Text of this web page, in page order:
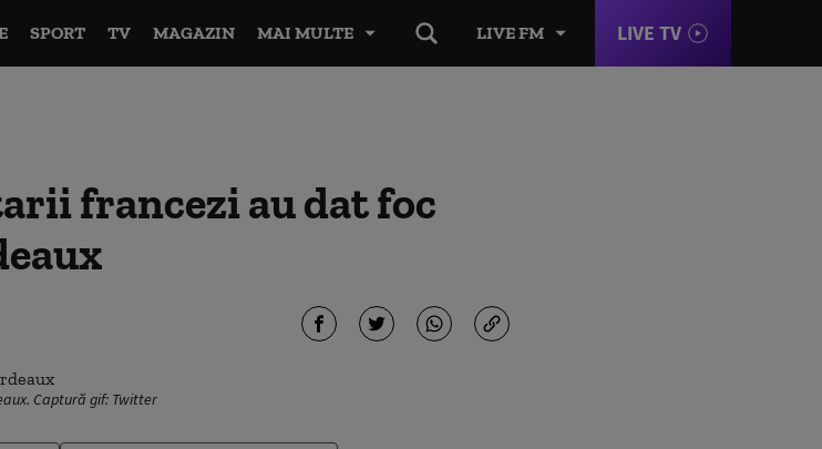
LIVE FM LIVE TV
SPORT TV MAGAZIN MAI MULTE
francezi au dat foc
Captură gif: Twitter